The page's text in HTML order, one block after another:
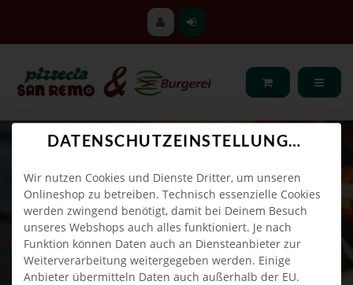
DATENSCHUTZEINSTELLUNGEN
Wir nutzen Cookies und Dienste Dritter, um unseren
Onlineshop zu betreiben. Technisch essenzielle Cookies
werden zwingend benötigt, damit bei Deinem Besuch
unseres Webshops auch alles funktioniert. Je nach
Funktion können Daten auch an Diensteanbieter zur
Weiterverarbeitung weitergegeben werden. Einige
Anbieter übermitteln Daten auch außerhalb der EU.